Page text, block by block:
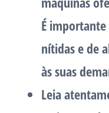
É importante
nítidas e de
às suas
Leia